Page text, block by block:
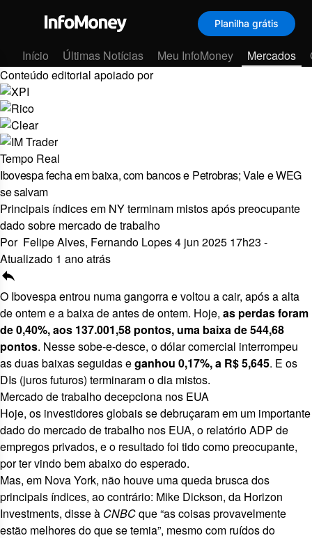
Planilha grátis
Início Últimas Notícias Meu InfoMoney Mercados
Conteúdo editorial apoiado por
Tempo Real
Ibovespa fecha em baixa, com bancos e Petrobras; Vale e WEG
se salvam
Principais índices em NY terminam mistos após preocupante
dado sobre mercado de trabalho
Por Felipe Alves, Fernando Lopes4 jun 2025 17h23 -
Atualizado 1 ano atrás
reply
O Ibovespa entrou numa gangorra e voltou a cair, após a alta
de ontem e a baixa de antes de ontem. Hoje, as perdas foram
de 0,40%, aos 137.001,58 pontos, uma baixa de 544,68
pontos. Nesse sobe-e-desce, o dólar comercial interrompeu
asduas baixas seguidaseganhou 0,17%, a R$ 5,645. E os
DIs (juros futuros) terminaram o dia mistos.
Mercado de trabalho decepciona nos EUA
Hoje, os investidores globais se debruçaram em um importante
dado do mercado de trabalho nos EUA, o relatório ADP de
empregos privados, e o resultado foi tido como preocupante,
por ter vindobem abaixo do esperado.
Mas, em Nova York, não houve uma queda brusca dos
principais índices, ao contrário: Mike Dickson, da Horizon
Investments, disse à CNBCque “as coisas provavelmente
estão melhores do que se temia”, mesmo com ruídos do